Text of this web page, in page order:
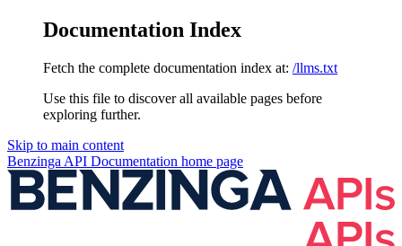
Documentation Index
Fetch the complete documentation index at: /llms.txt
Use this file to discover all available pages before
exploring further.
Skip to main content
Benzinga API Documentation home page